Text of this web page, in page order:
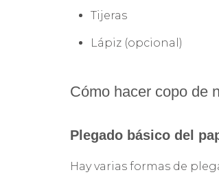
Tijeras
Lápiz (opcional)
Cómo hacer copo de
Plegado básico del
Hay varias formas de